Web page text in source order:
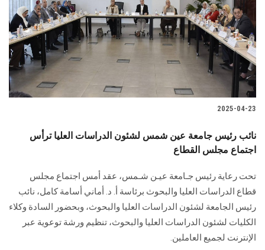
2025-04-23
نائب رئيس جامعة عين شمس لشئون الدراسات العليا ترأس
اجتماع مجلس القطاع
تحت رعاية رئيس جـامعة عيـن شـمس، عقد أمس اجتماع مجلس
قطاع الدراسات العليا والبحوث برئاسة أ. د. أماني أسامة كامل، نائب
رئيس الجامعة لشئون الدراسات العليا والبحوث، وبحضور السادة وكلاء
الكليات لشئون الدراسات العليا والبحوث، تنظيم ورشة توعوية عبر
الإنترنت لجميع العاملين.